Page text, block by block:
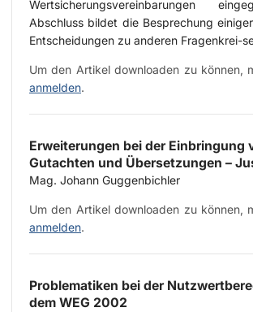
Wertsicherungsvereinbarungen
Abschluss bildet die Besprechung
Entscheidungen zu anderen Fragenkrei-
Um den Artikel downloaden zu können,
anmelden.
Erweiterungen bei der Einbringung
Gutachten und Übersetzungen –
Mag. Johann Guggenbichler
Um den Artikel downloaden zu können,
anmelden.
Problematiken bei der
dem WEG 2002